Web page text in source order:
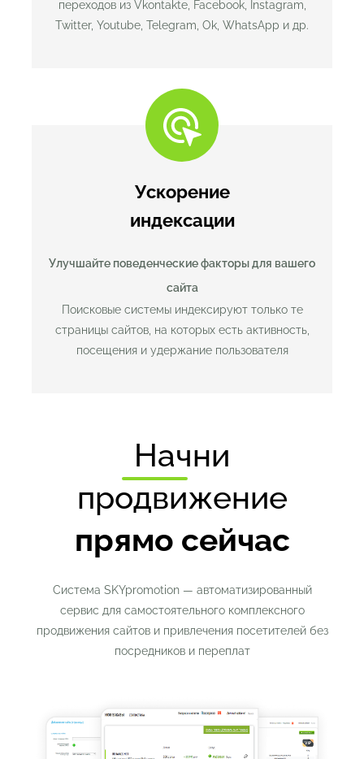
переходов из Vkontakte, Facebook, Instagram,
Twitter, Youtube, Telegram, Ok, WhatsApp и др.
Ускорение
индексации
Улучшайте поведенческие факторы для вашего
сайта
Поисковые системы индексируют только те
страницы сайтов, на которых есть активность,
посещения и удержание пользователя
Начни
продвижение
прямо сейчас
Система SKYpromotion — автоматизированный
сервис для самостоятельного комплексного
продвижения сайтов и привлечения посетителей без
посредников и переплат